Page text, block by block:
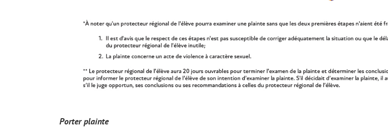
Porter plainte